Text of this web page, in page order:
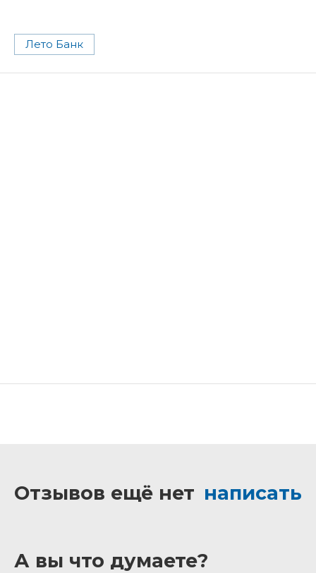
Лето Банк
Отзывов ещё нет написать
А вы что думаете?